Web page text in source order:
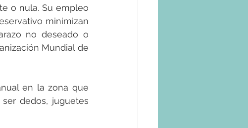
o nula. Su empleo
minimizan
no deseado o
Mundial de
en la zona que
dedos, juguetes